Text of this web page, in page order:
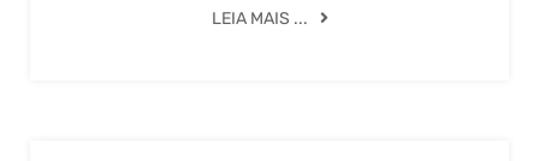
LEIA MAIS ...